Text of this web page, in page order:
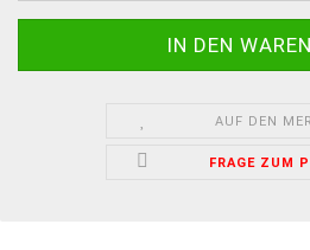
AUF DEN
FRAGE ZUM